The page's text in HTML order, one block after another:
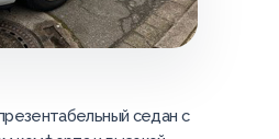
седан с